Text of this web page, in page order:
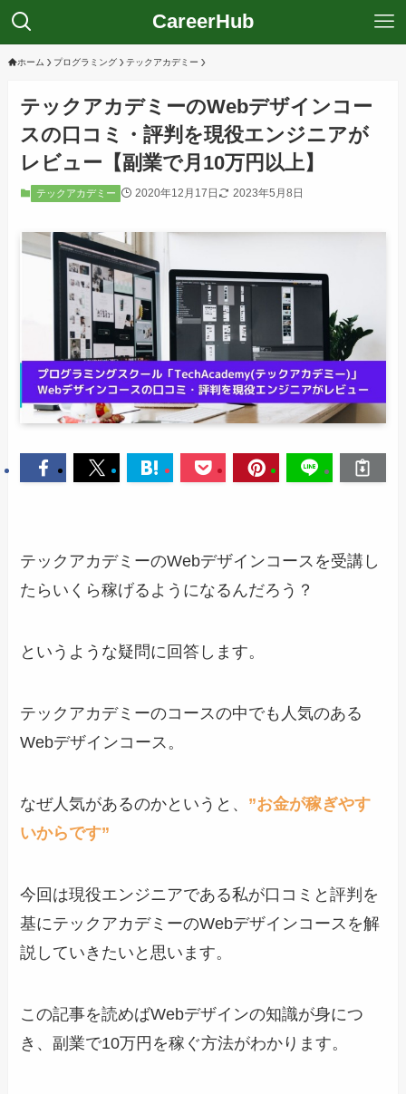
CareerHub
ホーム プログラミング テックアカデミー
テックアカデミーのWebデザインコー
スの口コミ・評判を現役エンジニアが
レビュー【副業で月10万円以上】
テックアカデミー 2020年12月17日 2023年5月8日
テックアカデミーのWebデザインコースを受講し
たらいくら稼げるようになるんだろう？
というような疑問に回答します。
テックアカデミーのコースの中でも人気のある
Webデザインコース。
なぜ人気があるのかというと、 ”お金が稼ぎやす
いからです”
今回は現役エンジニアである私が口コミと評判を
基にテックアカデミーのWebデザインコースを解
説していきたいと思います。
この記事を読めばWebデザインの知識が身につ
き、副業で10万円を稼ぐ方法がわかります。